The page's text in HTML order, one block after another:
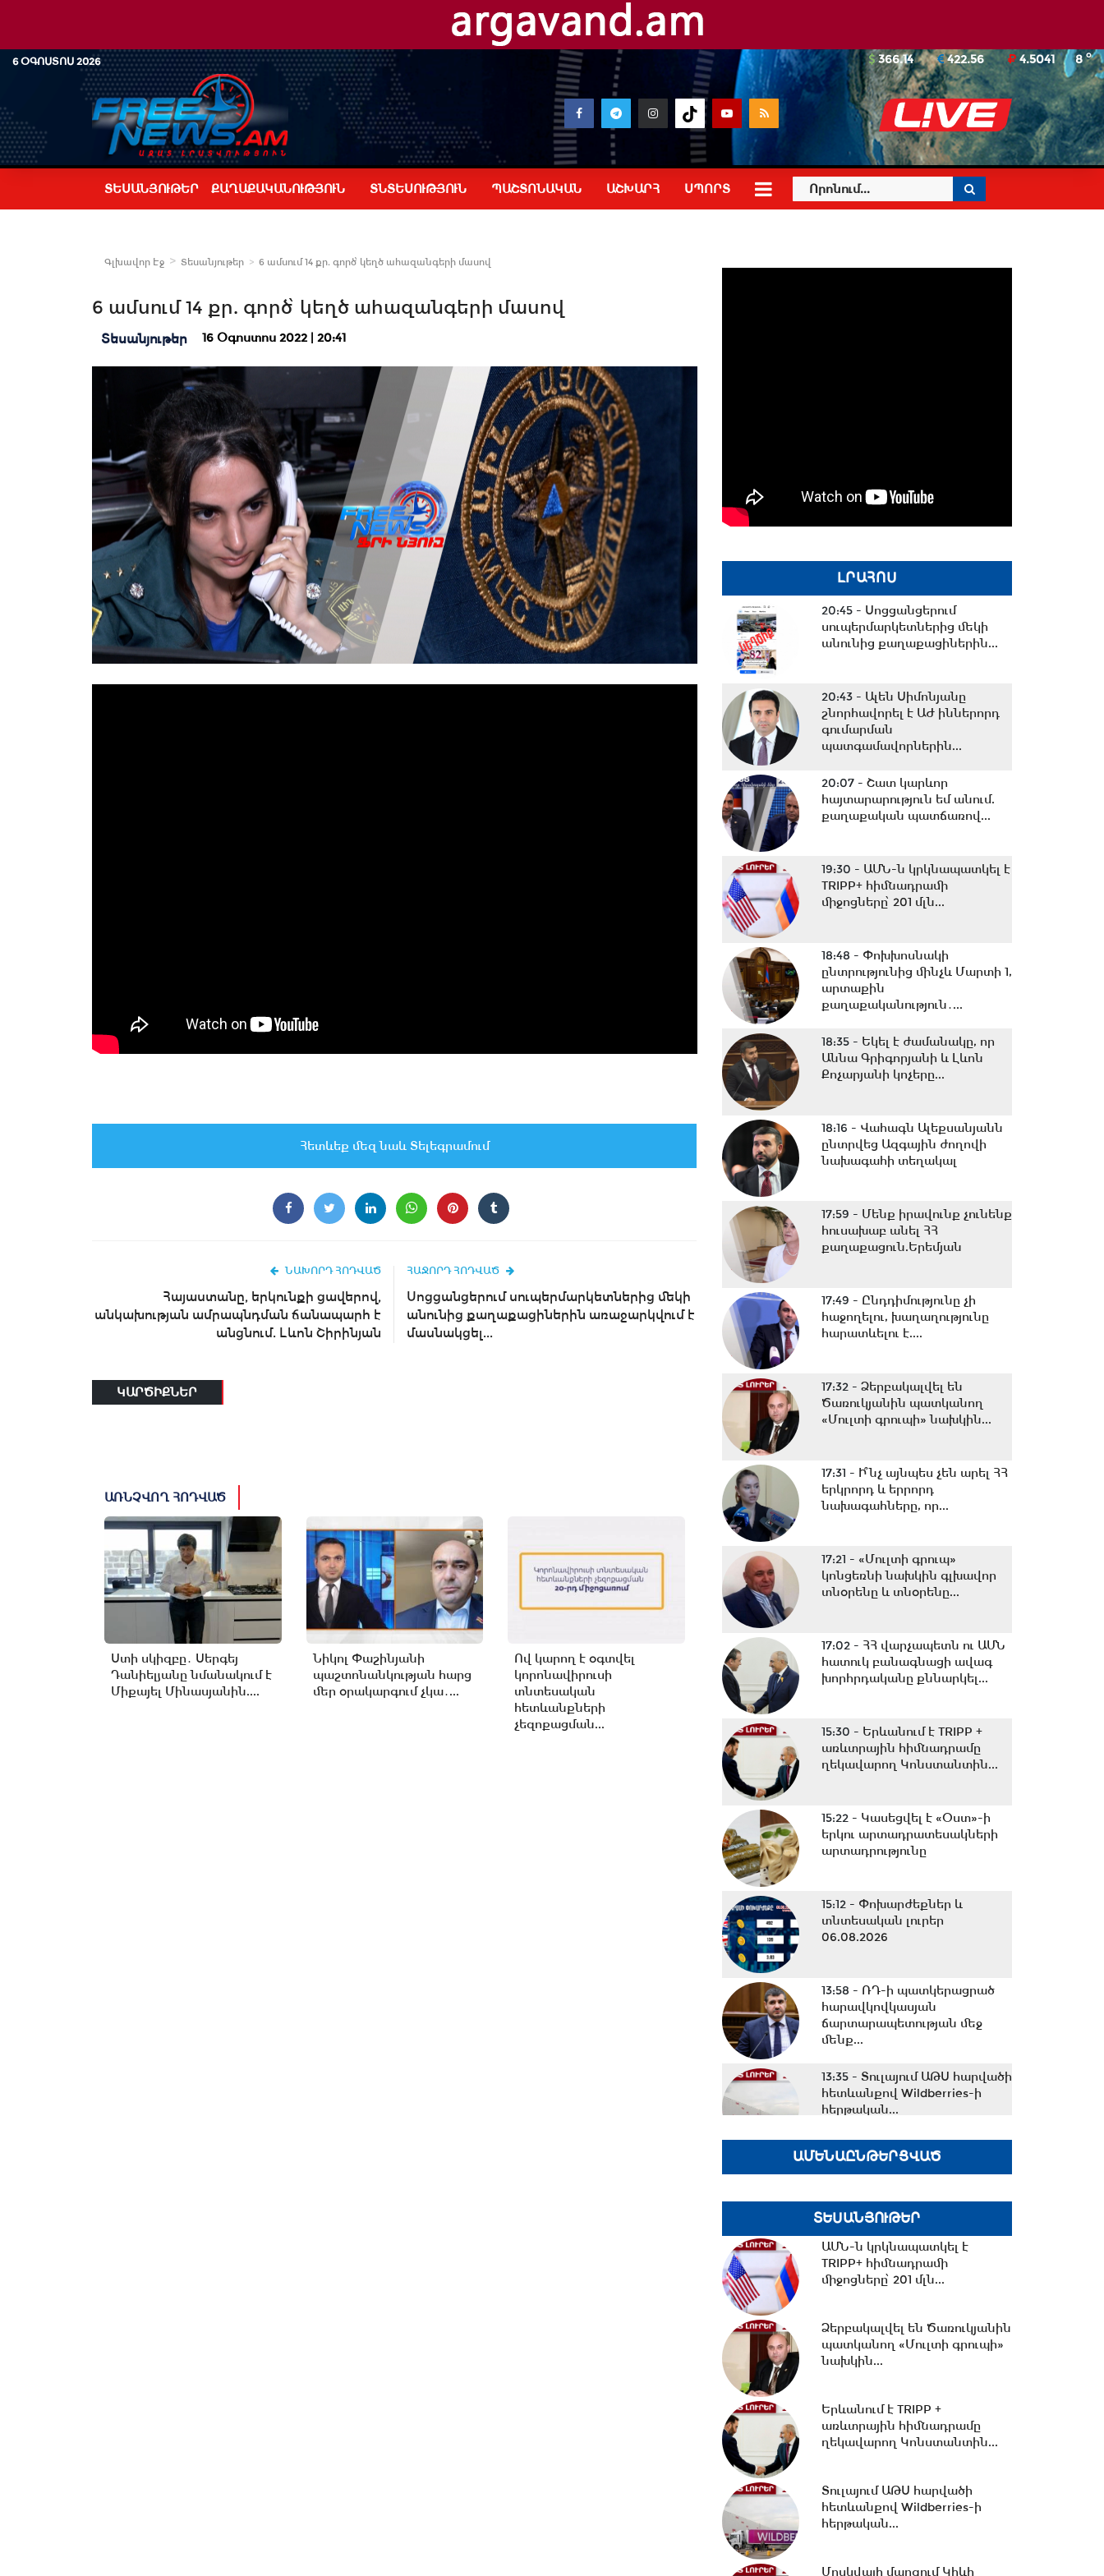
6 ՕԳՈՍՏՈՍ 2026 8o
366.14 422.56 4.5041
ՏԵՍԱՆՅՈՒԹԵՐ ՔԱՂԱՔԱԿԱՆՈՒԹՅՈՒՆ ՏՆՏԵՍՈՒԹՅՈՒՆ ՊԱՇՏՈՆԱԿԱՆ ԱՇԽԱՐՀ ՍՊՈՐՏ
Գլխավոր Էջ Տեսանյութեր 6 ամսում 14 քր. գործ՝ կեղծ ահազանգերի մասով
6 ամսում 14 քր. գործ՝ կեղծ ահազանգերի մասով
Տեսանյութեր 16 Օգոստոս 2022 | 20:41
Հետևեք մեզ նաև Տելեգրամում
ՆԱԽՈՐԴ ՀՈԴՎԱԾ
Հայաստանը, երկունքի ցավերով,
անկախության ամրապնդման ճանապարհ է
անցնում. Լևոն Շիրինյան
ՀԱՋՈՐԴ ՀՈԴՎԱԾ
Սոցցանցերում սուպերմարկետներից մեկի
անունից քաղաքացիներին առաջարկվում է
մասնակցել...
ԿԱՐԾԻՔՆԵՐ
ԱՌՆՉՎՈՂ ՀՈԴՎԱԾ
Ստի սկիզբը․ Սերգեյ
Դանիելյանը նմանակում է
Միքայել Մինասյանին....
Նիկոլ Փաշինյանի
պաշտոնանկության հարց
մեր օրակարգում չկա․...
Ով կարող է օգտվել
կորոնավիրուսի
տնտեսական
հետևանքների
չեզոքացման...
ԼՐԱՀՈՍ
20:45 - Սոցցանցերում
սուպերմարկետներից մեկի
անունից քաղաքացիներին...
20:43 - Ալեն Սիմոնյանը
շնորհավորել է ԱԺ իններորդ
գումարման
պատգամավորներին...
20:07 - Շատ կարևոր
հայտարարություն եմ անում.
քաղաքական պատճառով...
19:30 - ԱՄՆ-ն կրկնապատկել է
TRIPP+ հիմնադրամի
միջոցները՝ 201 մլն...
18:48 - Փոխխոսնակի
ընտրությունից մինչև Մարտի 1,
արտաքին
քաղաքականություն․...
18:35 - Եկել է ժամանակը, որ
Աննա Գրիգորյանի և Լևոն
Քոչարյանի կոչերը...
18:16 - Վահագն Ալեքսանյանն
ընտրվեց Ազգային ժողովի
նախագահի տեղակալ
17:59 - Մենք իրավունք չունենք
հուսախաբ անել ՀՀ
քաղաքացուն.Երեմյան
17:49 - Ընդդիմությունը չի
հաջողելու, խաղաղությունը
հարատևելու է....
17:32 - Ձերբակալվել են
Ծառուկյանին պատկանող
«Մուլտի գրուպի» նախկին...
17:31 - Ի՞նչ այնպես չեն արել ՀՀ
երկրորդ և երրորդ
նախագահները, որ...
17:21 - «Մուլտի գրուպ»
կոնցեռնի նախկին գլխավոր
տնօրենը և տնօրենը...
17:02 - ՀՀ վարչապետն ու ԱՄՆ
հատուկ բանագնացի ավագ
խորհրդականը քննարկել...
15:30 - Երևանում է TRIPP +
առևտրային հիմնադրամը
ղեկավարող Կոնստանտին...
15:22 - Կասեցվել է «Օստ»-ի
երկու արտադրատեսակների
արտադրությունը
15:12 - Փոխարժեքներ և
տնտեսական լուրեր
06.08.2026
13:58 - ՌԴ-ի պատկերացրած
հարավկովկասյան
ճարտարապետության մեջ
մենք...
13:35 - Տուլայում ԱԹՍ հարվածի
հետևանքով Wildberries-ի
հերթական...
12:40 -Ո՞ւր են 300.000
ադրբեջանցիները. Ժողովրդին
12:29 -Միրզոյանն ընդունել է
ԱՄՆ հատուկ բանագնացի
ավագ խորհրդականին
12:03 -Սիրիան զորքեր է
տեղափոխել Իրաքի հետ
սահման
11:57 -Սոցիալական ցանցերում
բնակարանների
11:07 -Մահացել է Հարություն
Քուշկյանի մայրը
ԱՄԵՆԱԸՆԹԵՐՑՎԱԾ
ՏԵՍԱՆՅՈՒԹԵՐ
ԱՄՆ-ն կրկնապատկել է
TRIPP+ հիմնադրամի
միջոցները՝ 201 մլն...
Ձերբակալվել են Ծառուկյանին
պատկանող «Մուլտի գրուպի»
նախկին...
Երևանում է TRIPP +
առևտրային հիմնադրամը
ղեկավարող Կոնստանտին...
Տուլայում ԱԹՍ հարվածի
հետևանքով Wildberries-ի
հերթական...
Մոսկվայի մարզում Կիևի